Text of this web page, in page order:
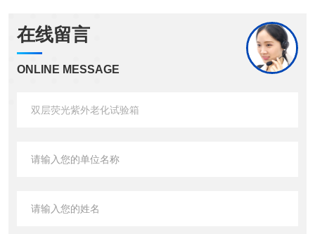
在线留言
ONLINE MESSAGE